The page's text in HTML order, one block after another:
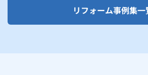
リフォーム事例集一